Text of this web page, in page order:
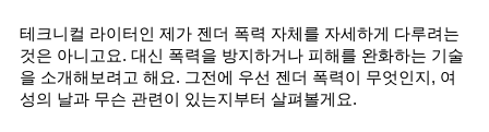
테크니컬 라이터인 제가 젠더 폭력 자체를 자세하게 다루려는
것은 아니고요. 대신 폭력을 방지하거나 피해를 완화하는 기술
을 소개해보려고 해요. 그전에 우선 젠더 폭력이 무엇인지, 여
성의 날과 무슨 관련이 있는지부터 살펴볼게요.